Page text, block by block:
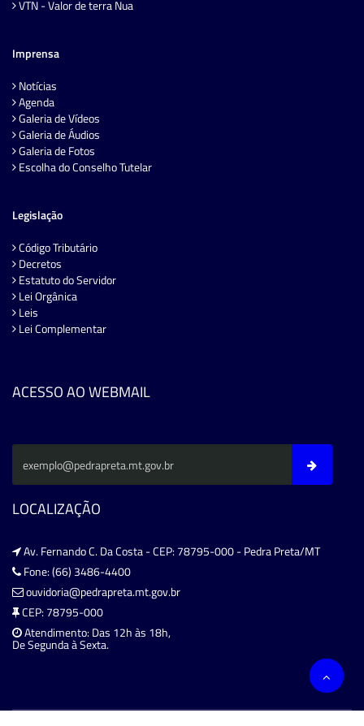
VTN - Valor de terra Nua
Imprensa
Notícias
Agenda
Galeria de Vídeos
Galeria de Áudios
Galeria de Fotos
Escolha do Conselho Tutelar
Legislação
Código Tributário
Decretos
Estatuto do Servidor
Lei Orgânica
Leis
Lei Complementar
ACESSO AO WEBMAIL
LOCALIZAÇÃO
Av. Fernando C. Da Costa - CEP: 78795-000 - Pedra Preta/MT
Fone: (66) 3486-4400
ouvidoria@pedrapreta.mt.gov.br
CEP: 78795-000
Atendimento: Das 12h às 18h,
De Segunda à Sexta.